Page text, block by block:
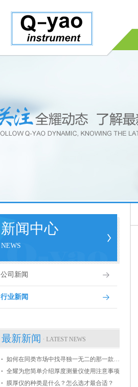
新闻中心
NEWS
公司新闻
行业新闻
最新新闻 · LATEST NEWS
如何在同类市场中找寻独一无二的那一款膜厚仪
全耀为您简单介绍厚度测量仪使用注意事项
膜厚仪的种类是什么？怎么选才最合适？